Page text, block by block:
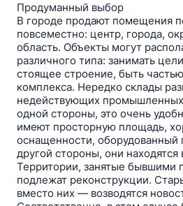
Продуманный выбор
В городе продают помещения
повсеместно: центр, города,
область. Объекты могут
различного типа: занимать
стоящее строение, быть
комплекса. Нередко склады
недействующих промышленных
одной стороны, это очень
имеют просторную площадь,
оснащенности, оборудованный
другой стороны, они находятся
Территории, занятые бывшими
подлежат реконструкции.
вместо них — возводятся